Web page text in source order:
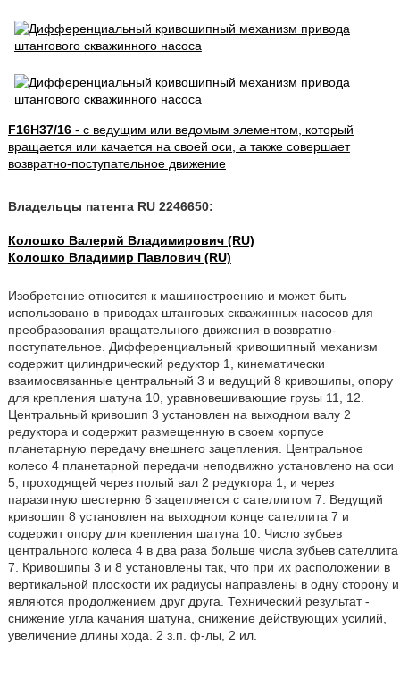
F16H37/16- с ведущим или ведомым элементом, который
вращается или качается на своей оси, а также совершает
возвратно-поступательное движение
Владельцы патента RU 2246650:
Колошко Валерий Владимирович (RU)
Колошко Владимир Павлович (RU)
Изобретение относится к машиностроению и может быть
использовано в приводах штанговых скважинных насосов для
преобразования вращательного движения в возвратно-
поступательное. Дифференциальный кривошипный механизм
содержит цилиндрический редуктор 1, кинематически
взаимосвязанные центральный 3 и ведущий 8 кривошипы, опору
для крепления шатуна 10, уравновешивающие грузы 11, 12.
Центральный кривошип 3 установлен на выходном валу 2
редуктора и содержит размещенную в своем корпусе
планетарную передачу внешнего зацепления. Центральное
колесо 4 планетарной передачи неподвижно установлено на оси
5, проходящей через полый вал 2 редуктора 1, и через
паразитную шестерню 6 зацепляется с сателлитом 7. Ведущий
кривошип 8 установлен на выходном конце сателлита 7 и
содержит опору для крепления шатуна 10. Число зубьев
центрального колеса 4 в два раза больше числа зубьев сателлита
7. Кривошипы 3 и 8 установлены так, что при их расположении в
вертикальной плоскости их радиусы направлены в одну сторону и
являются продолжением друг друга. Технический результат -
снижение угла качания шатуна, снижение действующих усилий,
увеличение длины хода. 2 з.п. ф-лы, 2 ил.